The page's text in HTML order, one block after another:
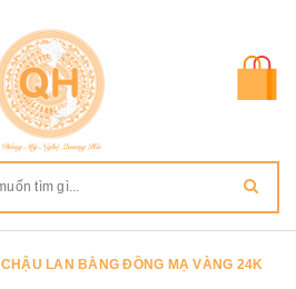
CHẬU LAN BẰNG ĐỒNG MẠ VÀNG 24K